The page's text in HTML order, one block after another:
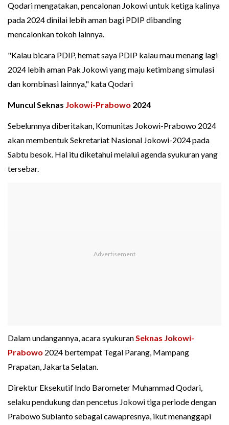
Qodari mengatakan, pencalonan Jokowi untuk ketiga kalinya
pada 2024 dinilai lebih aman bagi PDIP dibanding
mencalonkan tokoh lainnya.
"Kalau bicara PDIP, hemat saya PDIP kalau mau menang lagi
2024 lebih aman Pak Jokowi yang maju ketimbang simulasi
dan kombinasi lainnya," kata Qodari
Muncul Seknas Jokowi-Prabowo 2024
Sebelumnya diberitakan, Komunitas Jokowi-Prabowo 2024
akan membentuk Sekretariat Nasional Jokowi-2024 pada
Sabtu besok. Hal itu diketahui melalui agenda syukuran yang
tersebar.
Dalam undangannya, acara syukuranSeknas Jokowi-
Prabowo 2024 bertempat Tegal Parang, Mampang
Prapatan, Jakarta Selatan.
Direktur Eksekutif Indo Barometer Muhammad Qodari,
selaku pendukung dan pencetus Jokowi tiga periode dengan
Prabowo Subianto sebagai cawapresnya, ikut menanggapi